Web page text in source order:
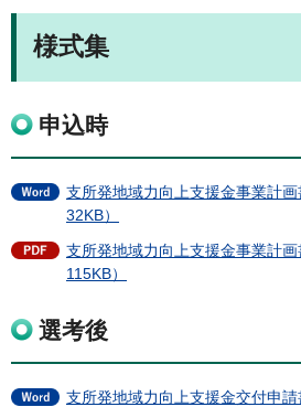
様式集
申込時
支所発地域力向上支援金事業計画
32KB）
支所発地域力向上支援金事業計画
115KB）
選考後
支所発地域力向上支援金交付申請